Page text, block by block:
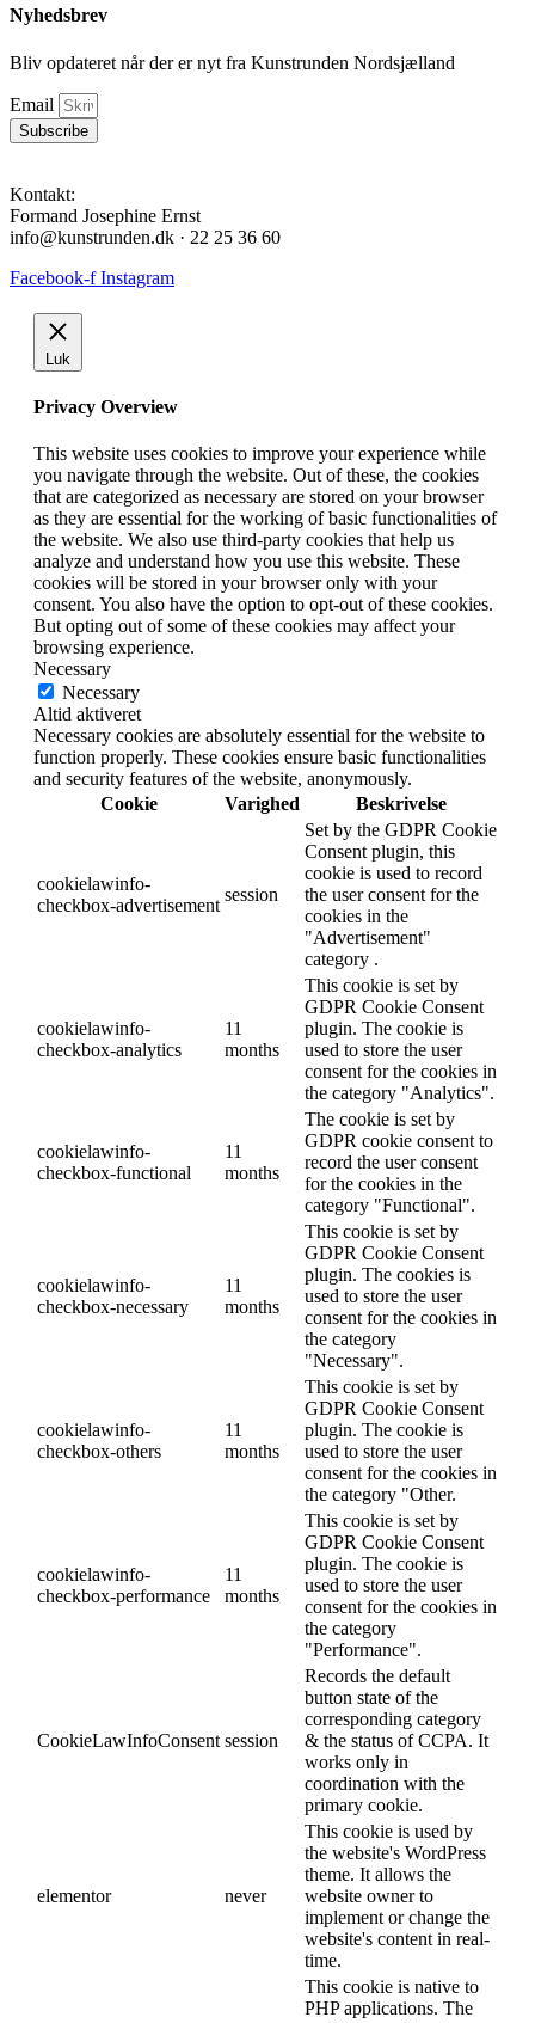
Nyhedsbrev
Bliv opdateret når der er nyt fra Kunstrunden Nordsjælland
Email
Subscribe
Kontakt:
Formand Josephine Ernst
info@kunstrunden.dk · 22 25 36 60
Facebook-f Instagram
Luk
Privacy Overview
This website uses cookies to improve your experience while
you navigate through the website. Out of these, the cookies
that are categorized as necessary are stored on your browser
as they are essential for the working of basic functionalities of
the website. We also use third-party cookies that help us
analyze and understand how you use this website. These
cookies will be stored in your browser only with your
consent. You also have the option to opt-out of these cookies.
But opting out of some of these cookies may affect your
browsing experience.
Necessary
Necessary
Altid aktiveret
Necessary cookies are absolutely essential for the website to
function properly. These cookies ensure basic functionalities
and security features of the website, anonymously.
Cookie
Varighed Beskrivelse
cookielawinfo-
checkbox-advertisement
session
Set by the GDPR Cookie
Consent plugin, this
cookie is used to record
the user consent for the
cookies in the
"Advertisement"
category .
cookielawinfo-
checkbox-analytics
11
months
This cookie is set by
GDPR Cookie Consent
plugin. The cookie is
used to store the user
consent for the cookies in
the category "Analytics".
cookielawinfo-
checkbox-functional
11
months
The cookie is set by
GDPR cookie consent to
record the user consent
for the cookies in the
category "Functional".
cookielawinfo-
checkbox-necessary
11
months
This cookie is set by
GDPR Cookie Consent
plugin. The cookies is
used to store the user
consent for the cookies in
the category
"Necessary".
cookielawinfo-
checkbox-others
11
months
This cookie is set by
GDPR Cookie Consent
plugin. The cookie is
used to store the user
consent for the cookies in
the category "Other.
cookielawinfo-
checkbox-performance
11
months
This cookie is set by
GDPR Cookie Consent
plugin. The cookie is
used to store the user
consent for the cookies in
the category
"Performance".
CookieLawInfoConsent session
Records the default
button state of the
corresponding category
& the status of CCPA. It
works only in
coordination with the
primary cookie.
elementor never
This cookie is used by
the website's WordPress
theme. It allows the
website owner to
implement or change the
website's content in real-
time.
This cookie is native to
PHP applications. The